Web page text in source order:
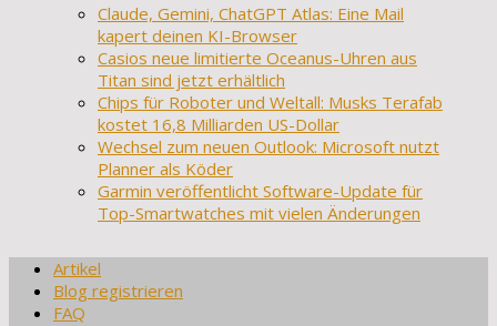
Claude, Gemini, ChatGPT Atlas: Eine Mail
kapert deinen KI-Browser
Casios neue limitierte Oceanus-Uhren aus
Titan sind jetzt erhältlich
Chips für Roboter und Weltall: Musks Terafab
kostet 16,8 Milliarden US-Dollar
Wechsel zum neuen Outlook: Microsoft nutzt
Planner als Köder
Garmin veröffentlicht Software-Update für
Top-Smartwatches mit vielen Änderungen
Artikel
Blog registrieren
FAQ